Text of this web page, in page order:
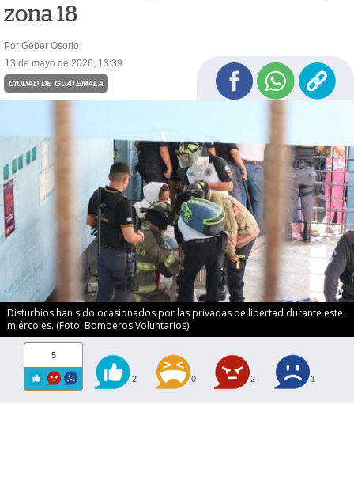
zona 18
Por Geber Osorio
13 de mayo de 2026, 13:39
CIUDAD DE GUATEMALA
Disturbios han sido ocasionados por las privadas de libertad durante este
miércoles. (Foto: Bomberos Voluntarios)
5
2 0 2 1